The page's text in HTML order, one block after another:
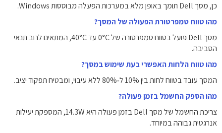
כן, מסך Dell תומך באופן מלא במערכות הפעלה מבוססות Windows.
מהו טווח טמפרטורת הפעולה של המסך?
מסך Dell פועל בטווח טמפרטורה של ‎0°C‎ עד ‎40°C‎, המתאים לרוב תנאי
הסביבה.
מהו טווח הלחות האפשרי בעת שימוש במסך?
המסך עובד בטווח לחות בין ‎10%‎ ל‑‎80%‎ ללא עיבוי, ומבטיח תפקוד יציב.
מהו הספק החשמל בזמן פעולה?
צריכת החשמל של מסך Dell בזמן פעולה היא ‎14.3W‎, המספקת יעילות
אנרגטית גבוהה במיוחד.